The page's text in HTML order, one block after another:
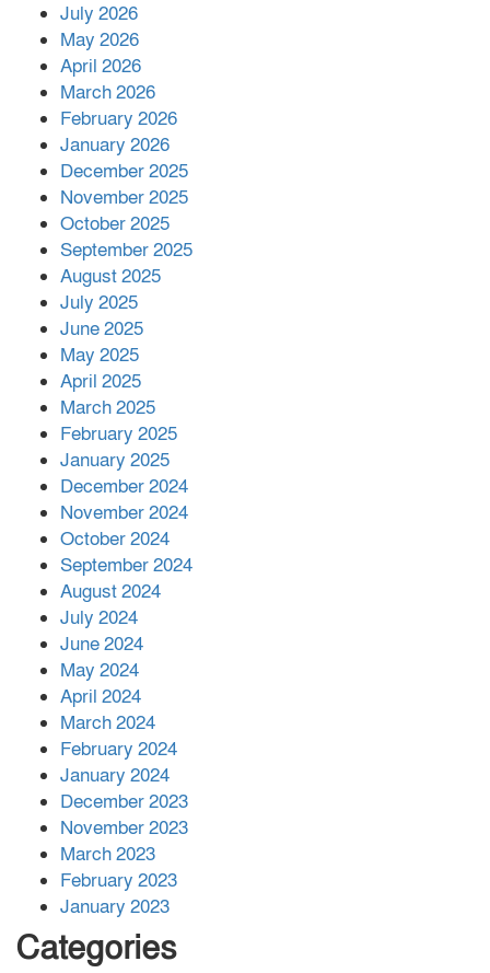
পর ফোন তারেক রহমানের,গ্যাস সঙ্কট
সহায়তা দিলেন সাচিং প্রু জেরী
July 2026
May 2026
April 2026
March 2026
February 2026
January 2026
December 2025
November 2025
October 2025
September 2025
August 2025
July 2025
June 2025
May 2025
April 2025
March 2025
February 2025
January 2025
December 2024
November 2024
October 2024
September 2024
August 2024
July 2024
June 2024
May 2024
April 2024
March 2024
February 2024
January 2024
December 2023
November 2023
March 2023
February 2023
January 2023
Categories